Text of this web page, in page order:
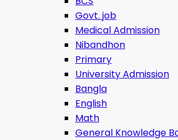
Govt. job
Medical Admission
Nibandhon
Primary
University Admission
Bangla
English
Math
General Knowledge